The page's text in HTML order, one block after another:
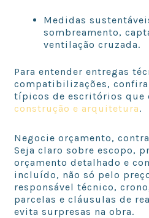
Medidas
sombreamento,
ventilação cruzada.
Para entender entregas
compatibilizações, confira
típicos de escritórios que
construção e arquitetura.
Negocie orçamento,
Seja claro sobre escopo,
orçamento detalhado e
incluído, não só pelo
responsável técnico,
parcelas e cláusulas de
evita surpresas na obra.